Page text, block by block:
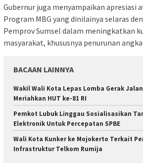
Gubernur juga menyampaikan apresiasi
Program MBG yang dinilainya selaras
Pemprov Sumsel dalam meningkatkan
masyarakat, khususnya penurunan
BACAAN LAINNYA
Wakil Wali Kota Lepas Lomba Gerak
Meriahkan HUT ke-81 RI
Pemkot Lubuk Linggau Sosialisasikan
Elektronik Untuk Percepatan SPBE
Wali Kota Kunker ke Mojokerto Terkait
Infrastruktur Telkom Rumija